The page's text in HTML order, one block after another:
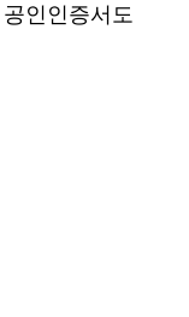
인인증서도